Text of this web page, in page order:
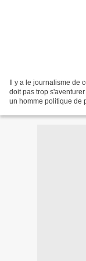
Il y a le journalisme de
doit pas trop
un homme politique de